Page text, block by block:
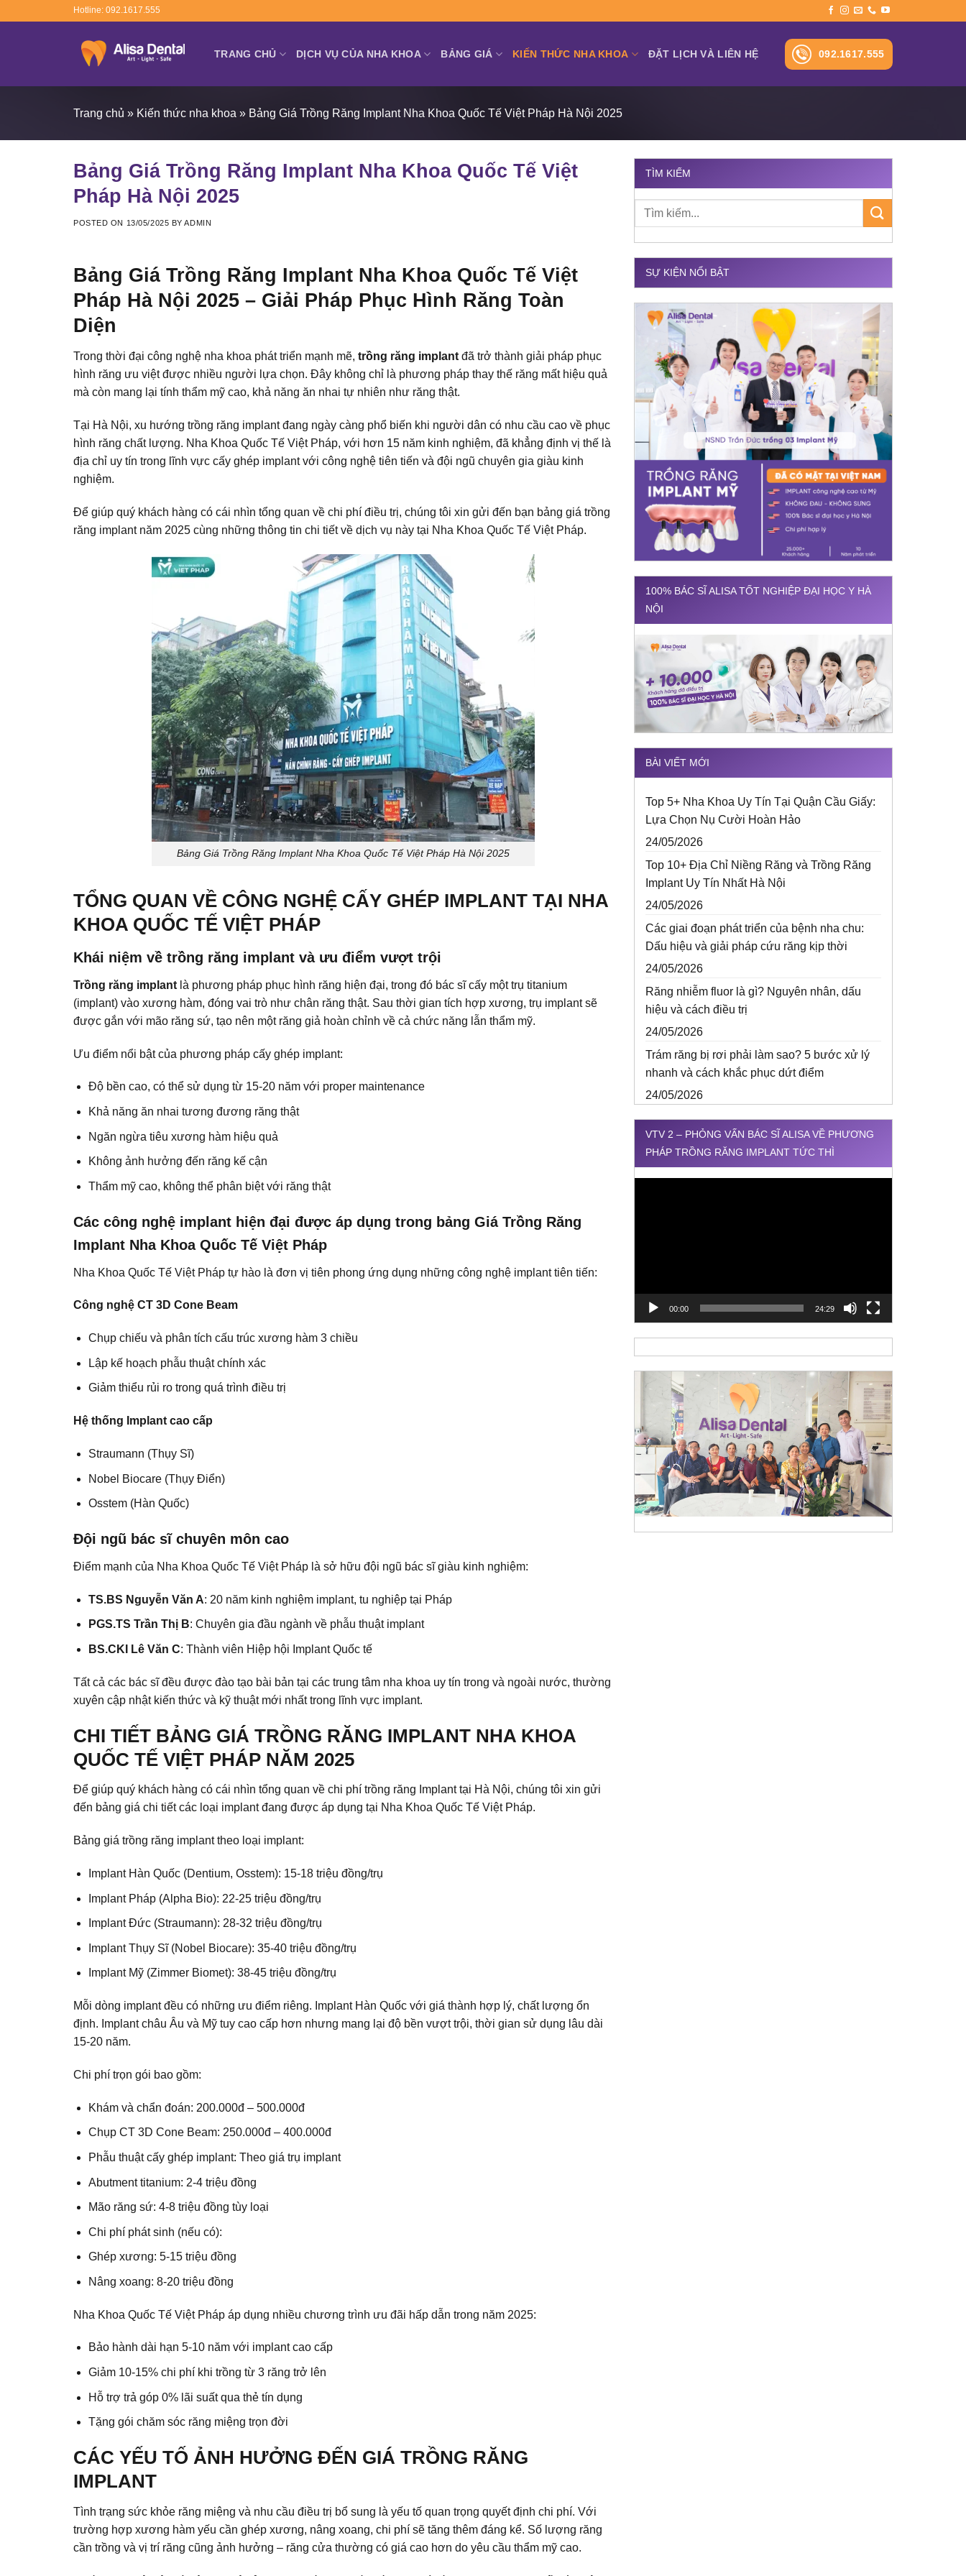
Hotline: 092.1617.555
TRANG CHỦ DỊCH VỤ CỦA NHA KHOA BẢNG GIÁ KIẾN THỨC NHA KHOA ĐẶT LỊCH VÀ LIÊN HỆ 092.1617.555
Trang chủ » Kiến thức nha khoa » Bảng Giá Trồng Răng Implant Nha Khoa Quốc Tế Việt Pháp Hà Nội 2025
Bảng Giá Trồng Răng Implant Nha Khoa Quốc Tế Việt
Pháp Hà Nội 2025
POSTED ON 13/05/2025 BYADMIN
Bảng Giá Trồng Răng Implant Nha Khoa Quốc Tế Việt
Pháp Hà Nội 2025 – Giải Pháp Phục Hình Răng Toàn
Diện
Trong thời đại công nghệ nha khoa phát triển mạnh mẽ, trồng răng implant đã trở thành giải pháp phục
hình răng ưu việt được nhiều người lựa chọn. Đây không chỉ là phương pháp thay thế răng mất hiệu quả
mà còn mang lại tính thẩm mỹ cao, khả năng ăn nhai tự nhiên như răng thật.
Tại Hà Nội, xu hướng trồng răng implantđang ngày càng phổ biến khi người dân có nhu cầu cao về phục
hình răng chất lượng. Nha Khoa Quốc Tế Việt Pháp, với hơn 15 năm kinh nghiệm, đã khẳng định vị thế là
địa chỉ uy tín trong lĩnh vực cấy ghép implant với công nghệ tiên tiến và đội ngũ chuyên gia giàu kinh
nghiệm.
Để giúp quý khách hàng có cái nhìn tổng quan về chi phí điều trị, chúng tôi xin gửi đến bạn bảng giá trồng
răng implant năm 2025 cùng những thông tin chi tiết về dịch vụ này tại Nha Khoa Quốc Tế Việt Pháp.
Bảng Giá Trồng Răng Implant Nha Khoa Quốc Tế Việt Pháp Hà Nội 2025
TỔNG QUAN VỀ CÔNG NGHỆ CẤY GHÉP IMPLANT TẠI NHA
KHOA QUỐC TẾ VIỆT PHÁP
Khái niệm về trồng răng implant và ưu điểm vượt trội
Trồng răng implant là phương pháp phục hình răng hiện đại, trong đó bác sĩ cấy một trụ titanium
(implant) vào xương hàm, đóng vai trò như chân răng thật. Sau thời gian tích hợp xương, trụ implant sẽ
được gắn với mão răng sứ, tạo nên một răng giả hoàn chỉnh về cả chức năng lẫn thẩm mỹ.
Ưu điểm nổi bật của phương pháp cấy ghép implant:
Độ bền cao, có thể sử dụng từ 15-20 năm với proper maintenance
Khả năng ăn nhai tương đương răng thật
Ngăn ngừa tiêu xương hàm hiệu quả
Không ảnh hưởng đến răng kế cận
Thẩm mỹ cao, không thể phân biệt với răng thật
Các công nghệ implant hiện đại được áp dụng trong bảng Giá Trồng Răng
Implant Nha Khoa Quốc Tế Việt Pháp
Nha Khoa Quốc Tế Việt Pháp tự hào là đơn vị tiên phong ứng dụng những công nghệ implant tiên tiến:
Công nghệ CT 3D Cone Beam
Chụp chiếu và phân tích cấu trúc xương hàm 3 chiều
Lập kế hoạch phẫu thuật chính xác
Giảm thiểu rủi ro trong quá trình điều trị
Hệ thống Implant cao cấp
Straumann (Thụy Sĩ)
Nobel Biocare (Thụy Điển)
Osstem (Hàn Quốc)
Đội ngũ bác sĩ chuyên môn cao
Điểm mạnh của Nha Khoa Quốc Tế Việt Pháp là sở hữu đội ngũ bác sĩ giàu kinh nghiệm:
TS.BS Nguyễn Văn A: 20 năm kinh nghiệm implant, tu nghiệp tại Pháp
PGS.TS Trần Thị B: Chuyên gia đầu ngành về phẫu thuật implant
BS.CKI Lê Văn C: Thành viên Hiệp hội Implant Quốc tế
Tất cả các bác sĩ đều được đào tạo bài bản tại các trung tâm nha khoa uy tín trong và ngoài nước, thường
xuyên cập nhật kiến thức và kỹ thuật mới nhất trong lĩnh vực implant.
CHI TIẾT BẢNG GIÁ TRỒNG RĂNG IMPLANT NHA KHOA
QUỐC TẾ VIỆT PHÁP NĂM 2025
Để giúp quý khách hàng có cái nhìn tổng quan về chi phí trồng răng Implant tại Hà Nội, chúng tôi xin gửi
đến bảng giá chi tiết các loại implant đang được áp dụng tại Nha Khoa Quốc Tế Việt Pháp.
Bảng giá trồng răng implant theo loại implant:
Implant Hàn Quốc (Dentium, Osstem): 15-18 triệu đồng/trụ
Implant Pháp (Alpha Bio): 22-25 triệu đồng/trụ
Implant Đức (Straumann): 28-32 triệu đồng/trụ
Implant Thụy Sĩ (Nobel Biocare): 35-40 triệu đồng/trụ
Implant Mỹ (Zimmer Biomet): 38-45 triệu đồng/trụ
Mỗi dòng implant đều có những ưu điểm riêng. Implant Hàn Quốc với giá thành hợp lý, chất lượng ổn
định. Implant châu Âu và Mỹ tuy cao cấp hơn nhưng mang lại độ bền vượt trội, thời gian sử dụng lâu dài
15-20 năm.
Chi phí trọn gói bao gồm:
Khám và chẩn đoán: 200.000đ – 500.000đ
Chụp CT 3D Cone Beam: 250.000đ – 400.000đ
Phẫu thuật cấy ghép implant: Theo giá trụ implant
Abutment titanium: 2-4 triệu đồng
Mão răng sứ: 4-8 triệu đồng tùy loại
Chi phí phát sinh (nếu có):
Ghép xương: 5-15 triệu đồng
Nâng xoang: 8-20 triệu đồng
Nha Khoa Quốc Tế Việt Pháp áp dụng nhiều chương trình ưu đãi hấp dẫn trong năm 2025:
Bảo hành dài hạn 5-10 năm với implant cao cấp
Giảm 10-15% chi phí khi trồng từ 3 răng trở lên
Hỗ trợ trả góp 0% lãi suất qua thẻ tín dụng
Tặng gói chăm sóc răng miệng trọn đời
CÁC YẾU TỐ ẢNH HƯỞNG ĐẾN GIÁ TRỒNG RĂNG
IMPLANT
Tình trạng sức khỏe răng miệng và nhu cầu điều trị bổ sung là yếu tố quan trọng quyết định chi phí. Với
trường hợp xương hàm yếu cần ghép xương, nâng xoang, chi phí sẽ tăng thêm đáng kể. Số lượng răng
cần trồng và vị trí răng cũng ảnh hưởng – răng cửa thường có giá cao hơn do yêu cầu thẩm mỹ cao.
TÌM KIẾM
SỰ KIỆN NỔI BẬT
100% BÁC SĨ ALISA TỐT NGHIỆP ĐẠI HỌC Y HÀ
NỘI
BÀI VIẾT MỚI
Top 5+ Nha Khoa Uy Tín Tại Quận Cầu Giấy:
Lựa Chọn Nụ Cười Hoàn Hảo
24/05/2026
Top 10+ Địa Chỉ Niềng Răng và Trồng Răng
Implant Uy Tín Nhất Hà Nội
24/05/2026
Các giai đoạn phát triển của bệnh nha chu:
Dấu hiệu và giải pháp cứu răng kịp thời
24/05/2026
Răng nhiễm fluor là gì? Nguyên nhân, dấu
hiệu và cách điều trị
24/05/2026
Trám răng bị rơi phải làm sao? 5 bước xử lý
nhanh và cách khắc phục dứt điểm
24/05/2026
VTV 2 – PHỎNG VẤN BÁC SĨ ALISA VỀ PHƯƠNG
PHÁP TRỒNG RĂNG IMPLANT TỨC THÌ
00:00 24:29